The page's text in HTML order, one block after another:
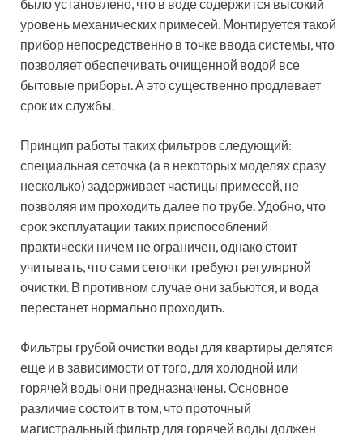
несколько) задерживает частицы примесей, не
позволяя им проходить далее по трубе. Удобно, что
срок эксплуатации таких приспособлений
практически ничем не ограничен, однако стоит
учитывать, что сами сеточки требуют регулярной
очистки. В противном случае они забьются, и вода
Фильтры грубой очистки воды для квартиры делятся
еще и в зависимости от того, для холодной или
горячей воды они предназначены. Основное
различие состоит в том, что проточный
магистральный фильтр для горячей воды должен
быть изготовлен из термоустойчивого материала.
Чаще всего для этой цели используют нержавеющую
сталь, специальный пластик или полимерные
Дисковый фильтр Azud для холодной воды